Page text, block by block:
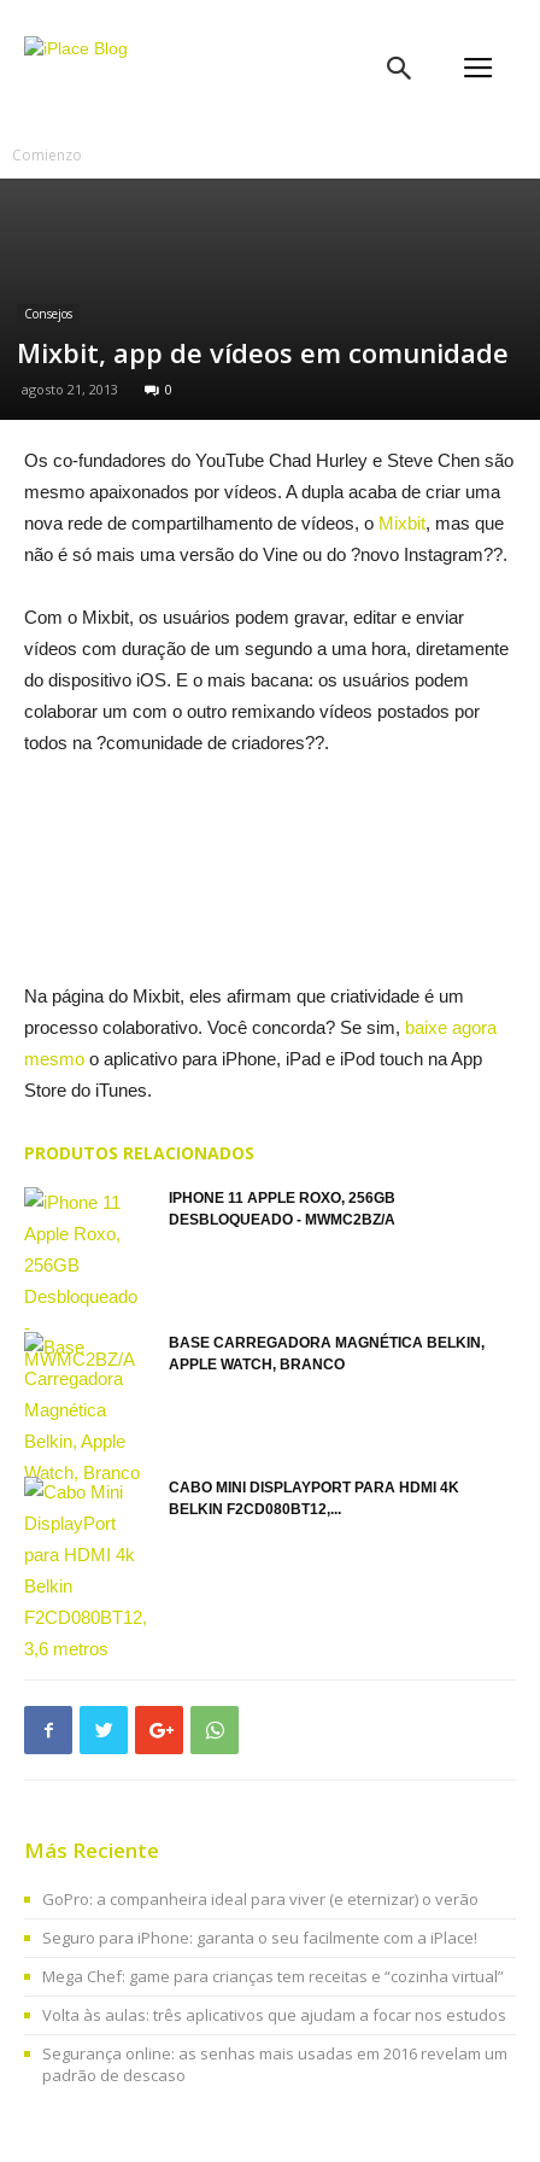
Comienzo
Consejos
Mixbit, app de vídeos em comunidade
agosto 21, 2013 0
Os co-fundadores do YouTube Chad Hurley e Steve Chen são
mesmo apaixonados por vídeos. A dupla acaba de criar uma
nova rede de compartilhamento de vídeos, o Mixbit, mas que
não é só mais uma versão do Vine ou do ?novo Instagram??.
Com o Mixbit, os usuários podem gravar, editar e enviar
vídeos com duração de um segundo a uma hora, diretamente
do dispositivo iOS. E o mais bacana: os usuários podem
colaborar um com o outro remixando vídeos postados por
todos na ?comunidade de criadores??.
Na página do Mixbit, eles afirmam que criatividade é um
processo colaborativo. Você concorda? Se sim, baixe agora
mesmo o aplicativo para iPhone, iPad e iPod touch na App
Store do iTunes.
PRODUTOS RELACIONADOS
IPHONE 11 APPLE ROXO, 256GB
DESBLOQUEADO - MWMC2BZ/A
BASE CARREGADORA MAGNÉTICA BELKIN,
APPLE WATCH, BRANCO
CABO MINI DISPLAYPORT PARA HDMI 4K
BELKIN F2CD080BT12,...
Más Reciente
GoPro: a companheira ideal para viver (e eternizar) o verão
Seguro para iPhone: garanta o seu facilmente com a iPlace!
Mega Chef: game para crianças tem receitas e “cozinha virtual”
Volta às aulas: três aplicativos que ajudam a focar nos estudos
Segurança online: as senhas mais usadas em 2016 revelam um
padrão de descaso